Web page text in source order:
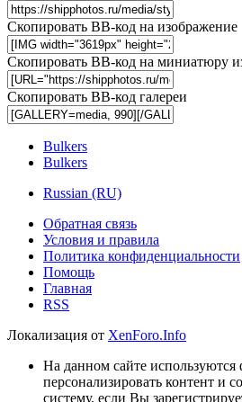
Скопировать BB-код на изображение
Скопировать BB-код на миниатюру
Скопировать BB-код галереи
Bulkers
Bulkers
Russian (RU)
Обратная связь
Условия и правила
Политика конфиденциальности
Помощь
Главная
RSS
Локализация от XenForo.Info
На данном сайте
персонализировать контент и
систему, если Вы